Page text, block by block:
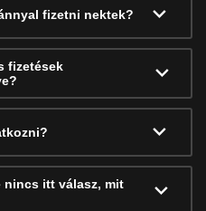
fizetni nektek?
fizetések
nincs itt válasz, mit